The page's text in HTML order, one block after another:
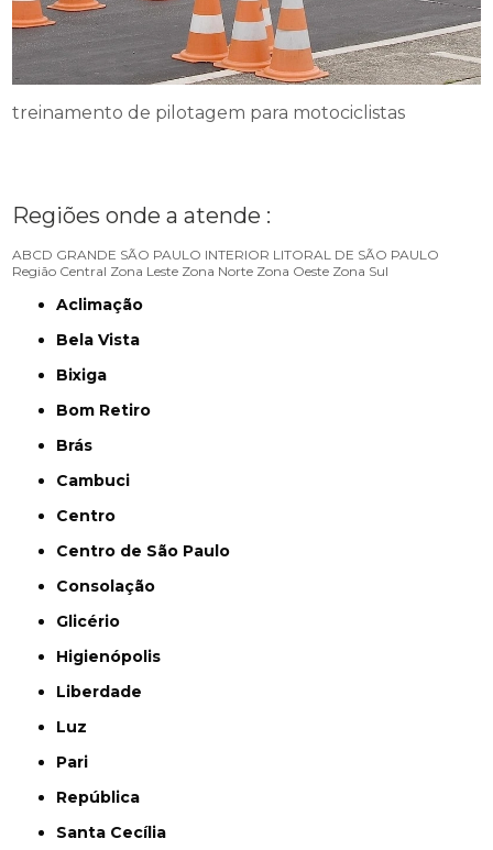
treinamento de pilotagem para motociclistas
Regiões onde a atende :
ABCD GRANDE SÃO PAULO INTERIOR LITORAL DE SÃO PAULO
Região Central Zona Leste Zona Norte Zona Oeste Zona Sul
Aclimação
Bela Vista
Bixiga
Bom Retiro
Brás
Cambuci
Centro
Centro de São Paulo
Consolação
Glicério
Higienópolis
Liberdade
Luz
Pari
República
Santa Cecília